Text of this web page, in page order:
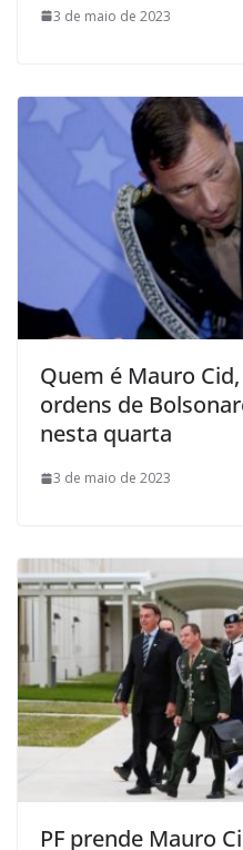
3 de maio de 2023
Quem é Mauro
ordens de
nesta quarta
3 de maio de 2023
PF prende Mauro